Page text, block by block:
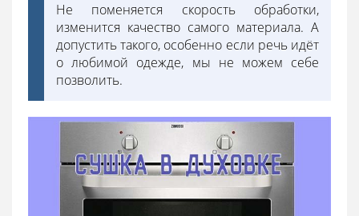
Не поменяется скорость обработки,
изменится качество самого материала. А
допустить такого, особенно если речь идёт
о любимой одежде, мы не можем себе
позволить.